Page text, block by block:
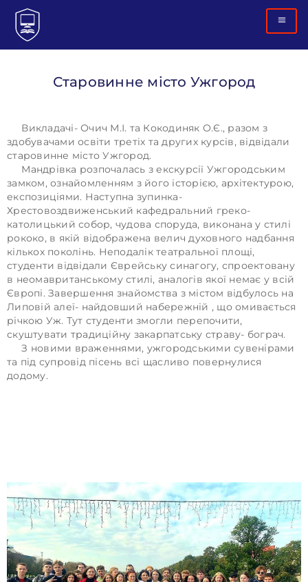
Старовинне місто Ужгород
Викладачі- Очич М.І. та Кокодиняк О.Є., разом з
здобувачами освіти третіх та других курсів, відвідали
старовинне місто Ужгород.
Мандрівка розпочалась з екскурсії Ужгородським
замком, ознайомленням з його історією, архітектурою,
експозиціями. Наступна зупинка-
Хрестовоздвиженський кафедральний греко-
католицький собор, чудова споруда, виконана у стилі
рококо, в якій відображена велич духовного надбання
кількох поколінь. Неподалік театральної площі,
студенти відвідали Єврейську синагогу, спроектовану
в неомавританськомустилі, аналогів якої немає у всій
Європі. Завершення знайомства з містом відбулось на
Липовій алеї- найдовший набережній , що омивається
річкою Уж. Тут студенти змогли перепочити,
скуштувати традиційну закарпатську страву- бограч.
З новими враженнями, ужгородськими сувенірами
та під супровід пісень всі щасливо повернулися
додому.